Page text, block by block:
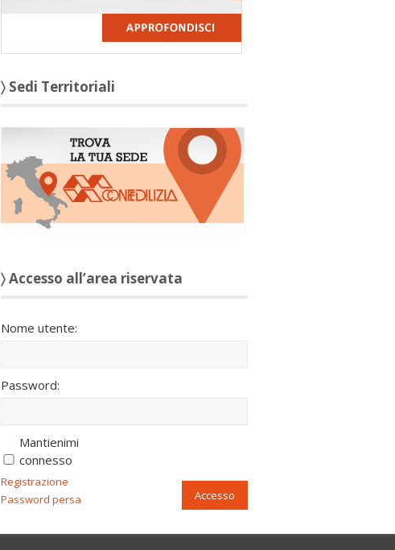
〉 Sedi Territoriali
〉 Accesso all’area riservata
Nome utente:
Password:
Mantienimi
connesso
Accesso
Registrazione
Password persa